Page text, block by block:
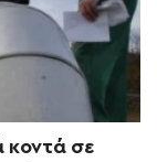
κοντά σε